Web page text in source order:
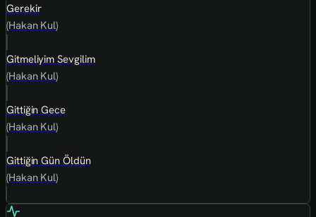
Gerekir
(Hakan Kul)
Gitmeliyim Sevgilim
(Hakan Kul)
Gittiğin Gece
(Hakan Kul)
Gittiğin Gün Öldün
(Hakan Kul)